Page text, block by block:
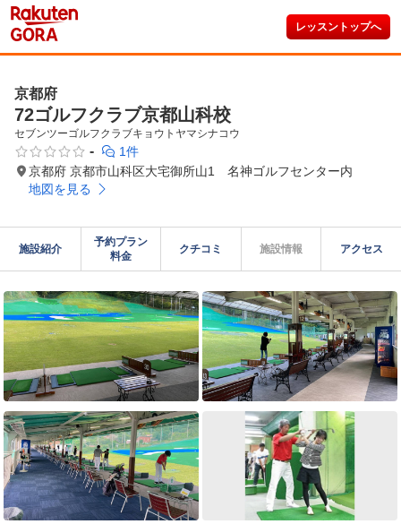
レッスントップへ
京都府
72ゴルフクラブ京都山科校
セブンツーゴルフクラブキョウトヤマシナコウ
-
1件
京都府 京都市山科区大宅御所山1 名神ゴルフセンター内
地図を見る
施設紹介
予約プラン
料金
クチコミ 施設情報 アクセス